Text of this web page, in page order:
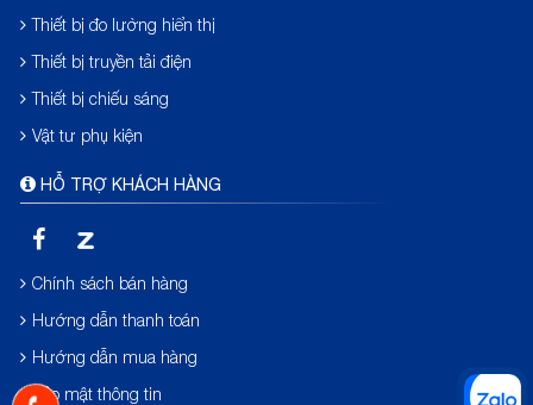
Thiết bị đo lường hiển thị
Thiết bị truyền tải điện
Thiết bị chiếu sáng
Vật tư phụ kiện
HỖ TRỢ KHÁCH HÀNG
Chính sách bán hàng
Hướng dẫn thanh toán
Hướng dẫn mua hàng
Bảo mật thông tin